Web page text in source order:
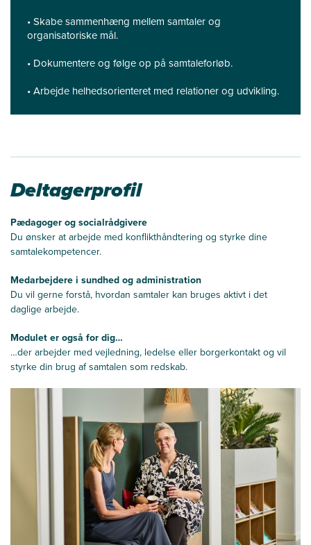
• Skabe sammenhæng mellem samtaler og
organisatoriske mål.
• Dokumentere og følge op på samtaleforløb.
• Arbejde helhedsorienteret med relationer og udvikling.
Deltagerprofil
Pædagoger og socialrådgivere
Du ønsker at arbejde med konflikthåndtering og styrke dine
samtalekompetencer.
Medarbejdere i sundhed og administration
Du vil gerne forstå, hvordan samtaler kan bruges aktivt i det
daglige arbejde.
Modulet er også for dig…
…der arbejder med vejledning, ledelse eller borgerkontakt og vil
styrke din brug af samtalen som redskab.